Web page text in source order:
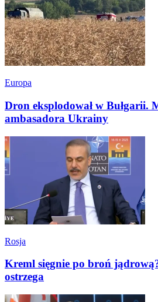
Europa
Dron eksplodował w Bułgarii.
ambasadora Ukrainy
Rosja
Kreml sięgnie po broń
ostrzega